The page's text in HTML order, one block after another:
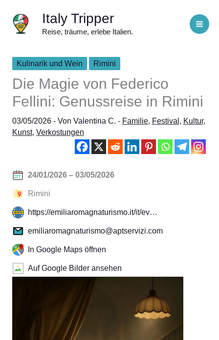
Inhalt
springen
Italy Tripper
Reise, träume, erlebe Italien.
Kulinarik und Wein Rimini
Die Magie von Federico
Fellini: Genussreise in Rimini
03/05/2026 - Von Valentina C. - Familie, Festival , Kultur,
Kunst, Verkostungen
24/01/2026 – 03/05/2026
Rimini
https://emiliaromagnaturismo.it/it/ev…
emiliaromagnaturismo@aptservizi.com
In Google Maps öffnen
Auf Google Bilder ansehen